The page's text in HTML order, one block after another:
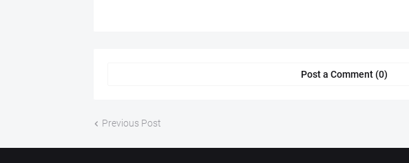
Post a Comment (0)
Previous Post